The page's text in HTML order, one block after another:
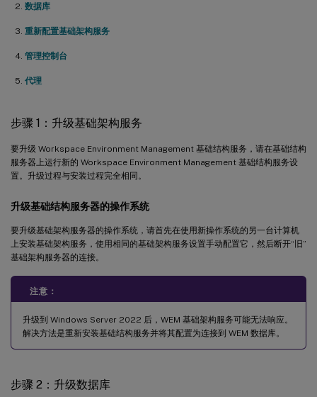
数据库
重新配置基础架构服务
管理控制台
代理
步骤 1：升级基础架构服务
要升级 Workspace Environment Management 基础结构服务，请在基础结构
服务器上运行新的 Workspace Environment Management 基础结构服务设
置。升级过程与安装过程完全相同。
升级基础结构服务器的操作系统
要升级基础架构服务器的操作系统，请首先在使用新操作系统的另一台计算机
上安装基础架构服务，使用相同的基础架构服务设置手动配置它，然后断开“旧”
基础架构服务器的连接。
注意：
升级到 Windows Server 2022 后，WEM 基础架构服务可能无法响应。
解决方法是重新安装基础结构服务并将其配置为连接到 WEM 数据库。
步骤 2：升级数据库